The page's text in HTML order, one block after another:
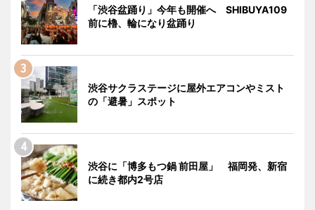
「渋谷盆踊り」今年も開催へ SHIBUYA109
前に櫓、輪になり盆踊り
渋谷サクラステージに屋外エアコンやミスト
の「避暑」スポット
渋谷に「博多もつ鍋 前田屋」 福岡発、新宿
に続き都内2号店